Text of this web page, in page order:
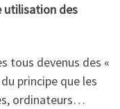
utilisation des
tous devenus des «
principe que les
ordinateurs…